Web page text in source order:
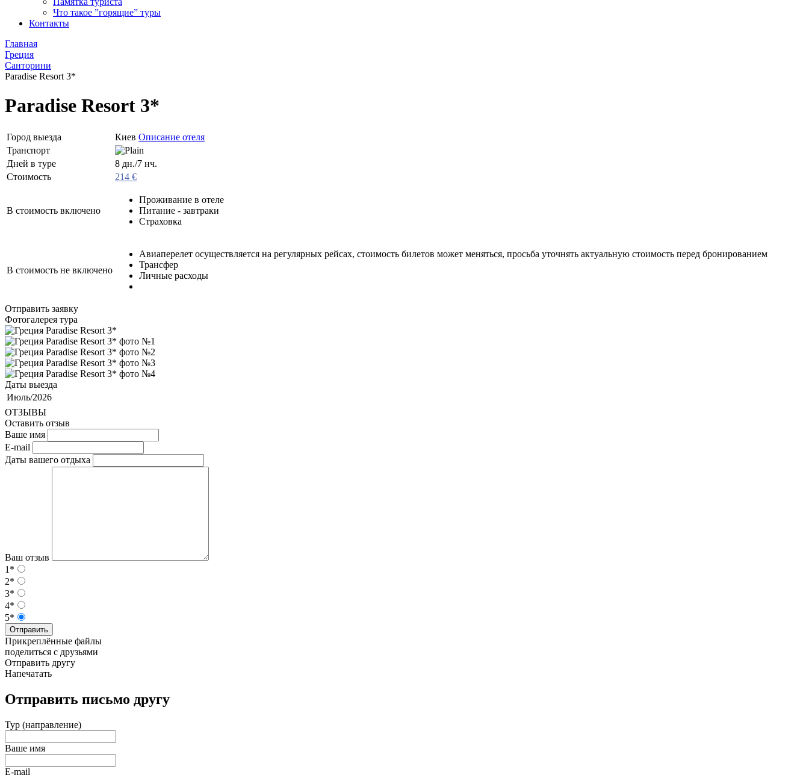
Что такое ”горящие” туры
Контакты
Главная
Греция
Санторини
Paradise Resort 3*
Paradise Resort 3*
Город выезда Киев Описание отеля
Транспорт
Дней в туре
8 дн./7 нч.
Стоимость
214 €
В стоимость включено
Проживание в отеле
Питание - завтраки
Страховка
В стоимость не включено
Авиаперелет осуществляется на регулярных рейсах, стоимость билетов может меняться, просьба уточнять актуальную стоимость перед бронированием
Трансфер
Личные расходы
Отправить заявку
Фотогалерея тура
Даты выезда
Июль/2026
ОТЗЫВЫ
Оставить отзыв
Ваше имя
E-mail
Даты вашего отдыха
Ваш отзыв
1*
2*
3*
4*
5*
Отправить
Прикреплённые файлы
поделиться с друзьями
Отправить другу
Напечатать
Отправить письмо другу
Тур (направление)
Ваше имя
E-mail